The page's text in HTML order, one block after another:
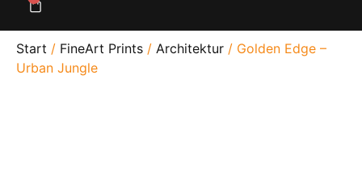
Start / FineArt Prints / Architektur / Golden Edge –
Urban Jungle